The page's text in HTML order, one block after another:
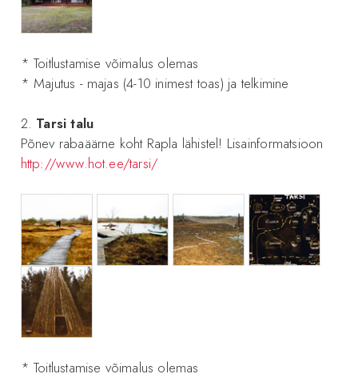
* Toitlustamise võimalus olemas
* Majutus - majas (4-10 inimest toas) ja telkimine
2. Tarsi talu
Põnev rabaäärne koht Rapla lähistel! Lisainformatsioon
http://www.hot.ee/tarsi/
* Toitlustamise võimalus olemas